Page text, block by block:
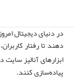
در دنیای دیجیتال
دهند تا رفتار
ابزارهای آنالیز سایت
پیاده‌سازی کنند.